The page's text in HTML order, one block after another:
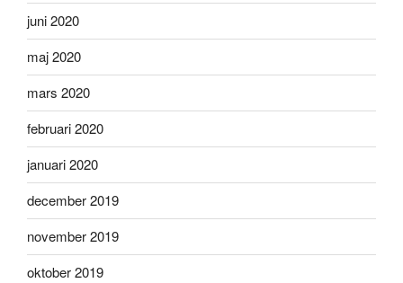
juni 2020
maj 2020
mars 2020
februari 2020
januari 2020
december 2019
november 2019
oktober 2019